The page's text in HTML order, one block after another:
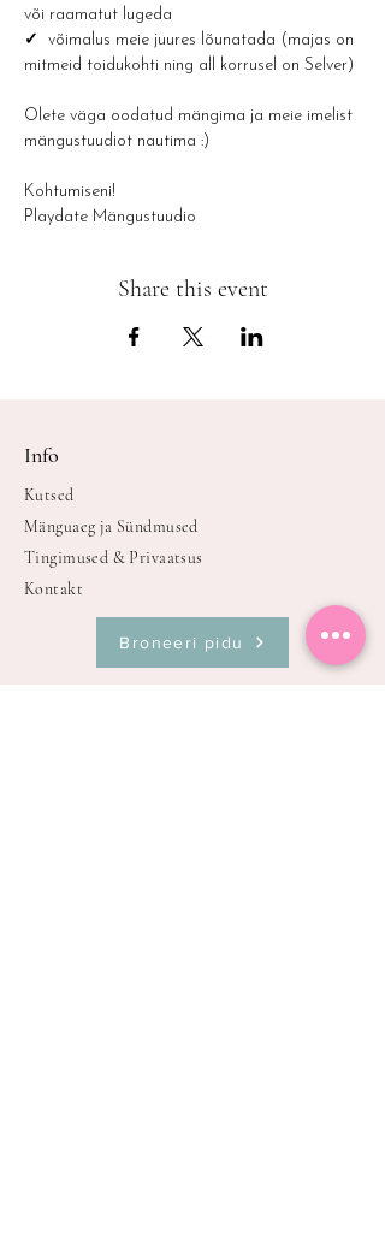
või raamatut lugeda
✓ võimalus meie juures lõunatada (majas on
mitmeid toidukohti ning all korrusel on Selver)
Olete väga oodatud mängima ja meie imelist
mängustuudiot nautima :)
Kohtumiseni!
Playdate Mängustuudio
Share this event
Info
Kutsed
Mänguaeg ja Sündmused
Tingimused & Privaatsus
Kontakt
Broneeri pidu